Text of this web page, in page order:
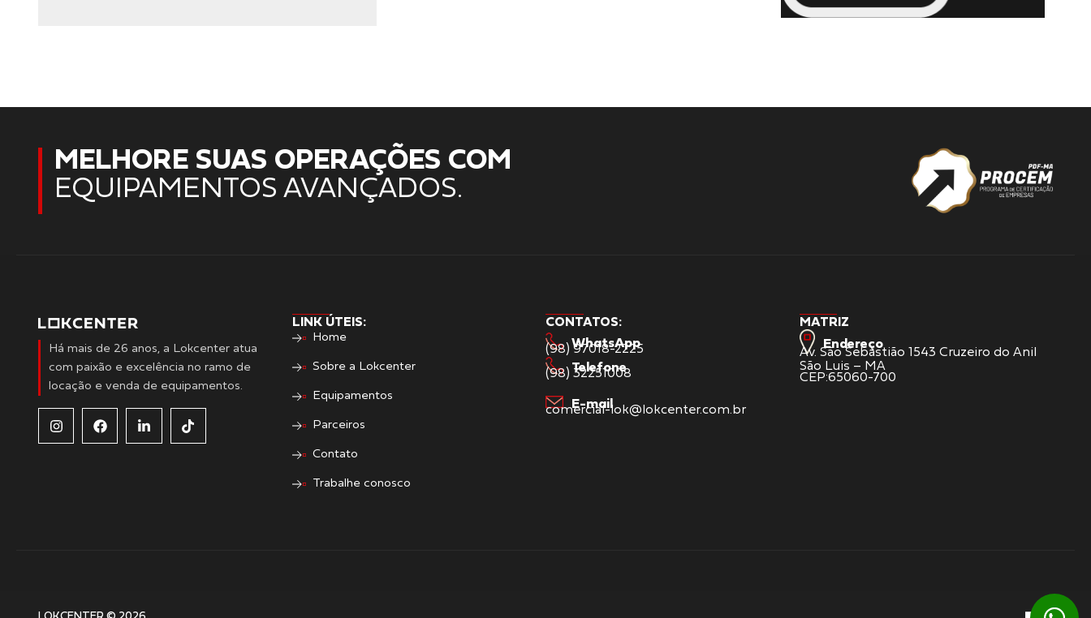
MELHORE SUAS OPERAÇÕES COM
EQUIPAMENTOS AVANÇADOS.
Há mais de 26 anos, a Lokcenter atua
com paixão e excelência no ramo de
locação e venda de equipamentos.
LINK ÚTEIS:
Home
Sobre a Lokcenter
Equipamentos
Parceiros
Contato
Trabalhe conosco
CONTATOS:
WhatsApp
(98) 97018-2225
Telefone
(98) 32251008
E-mail
comercial-lok@lokcenter.com.br
MATRIZ
Endereço
Av. São Sebastião 1543 Cruzeiro do Anil
São Luis – MA
CEP:65060-700